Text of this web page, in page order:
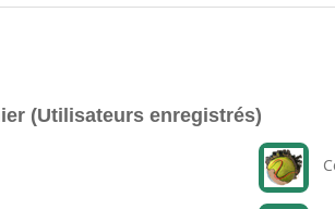
(Utilisateurs enregistrés)